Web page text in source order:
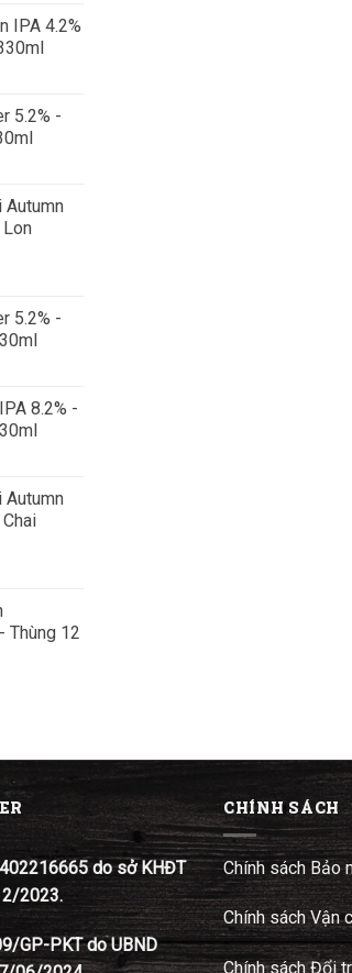
IPA 4.2%
5.2% -
Autumn
Lon
5.2% -
8.2% -
Autumn
Thùng 12
do sở KHĐT
2023.
GP-PKT do UBND
CHÍNH SÁCH
Chính sách Bảo
Chính sách Vận
Chính sách Đổi